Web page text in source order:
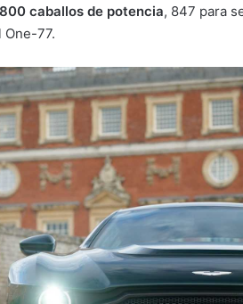
caballos de potencia, 847 para
77.